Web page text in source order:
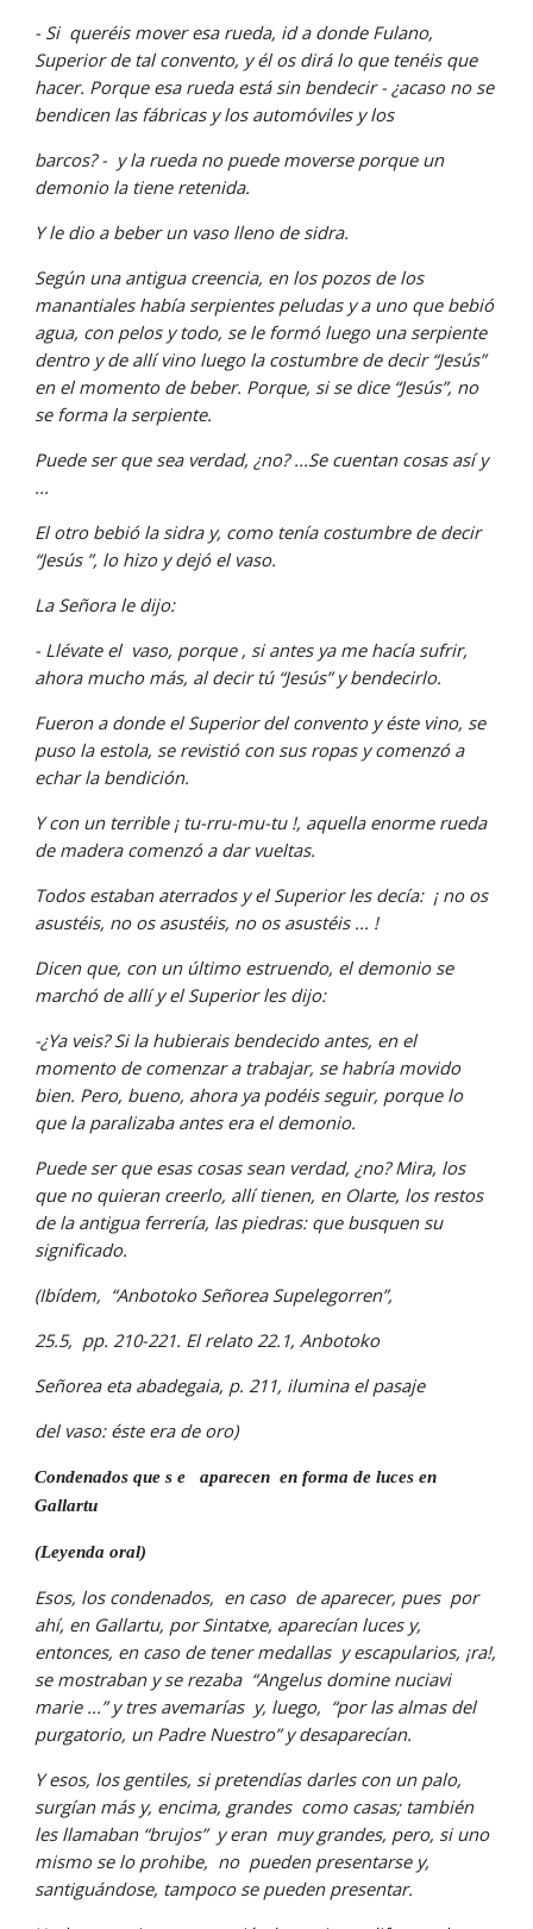
- Si  queréis mover esa rueda, id a donde Fulano,
Superior de tal convento, y él os dirá lo que tenéis que
hacer. Porque esa rueda está sin bendecir - ¿acaso no se
bendicen las fábricas y los automóviles y los
barcos? -  y la rueda no puede moverse porque un
demonio la tiene retenida.
Y le dio a beber un vaso lleno de sidra.
Según una antigua creencia, en los pozos de los
manantiales había serpientes peludas y a uno que bebió
agua, con pelos y todo, se le formó luego una serpiente
dentro y de allí vino luego la costumbre de decir “Jesús”
en el momento de beber. Porque, si se dice “Jesús”, no
se forma la serpiente.
Puede ser que sea verdad, ¿no? ...Se cuentan cosas así y
...
El otro bebió la sidra y, como tenía costumbre de decir
“Jesús ”, lo hizo y dejó el vaso.
La Señora le dijo:
- Llévate el  vaso, porque , si antes ya me hacía sufrir,
ahora mucho más, al decir tú “Jesús” y bendecirlo.
Fueron a donde el Superior del convento y éste vino, se
puso la estola, se revistió con sus ropas y comenzó a
echar la bendición.
Y con un terrible ¡ tu-rru-mu-tu !, aquella enorme rueda
de madera comenzó a dar vueltas.
Todos estaban aterrados y el Superior les decía:  ¡ no os
asustéis, no os asustéis, no os asustéis ... !
Dicen que, con un último estruendo, el demonio se
marchó de allí y el Superior les dijo:
-¿Ya veis? Si la hubierais bendecido antes, en el
momento de comenzar a trabajar, se habría movido
bien. Pero, bueno, ahora ya podéis seguir, porque lo
que la paralizaba antes era el demonio.
Puede ser que esas cosas sean verdad, ¿no? Mira, los
que no quieran creerlo, allí tienen, en Olarte, los restos
de la antigua ferrería, las piedras: que busquen su
significado.
(Ibídem,  “Anbotoko Señorea Supelegorren”,
25.5,  pp. 210-221. El relato 22.1, Anbotoko
Señorea eta abadegaia, p. 211, ilumina el pasaje
del vaso: éste era de oro)
Condenados que s e   aparecen  en forma de luces en
Gallartu
(Leyenda oral)
Esos, los condenados,  en caso  de aparecer, pues  por
ahí, en Gallartu, por Sintatxe, aparecían luces y,
entonces, en caso de tener medallas  y escapularios, ¡ra!,
se mostraban y se rezaba  “Angelus domine nuciavi
marie ...” y tres avemarías  y, luego,  “por las almas del
purgatorio, un Padre Nuestro” y desaparecían.
Y esos, los gentiles, si pretendías darles con un palo,
surgían más y, encima, grandes  como casas; también
les llamaban “brujos”  y eran  muy grandes, pero, si uno
mismo se lo prohibe,  no  pueden presentarse y,
santiguándose, tampoco se pueden presentar.